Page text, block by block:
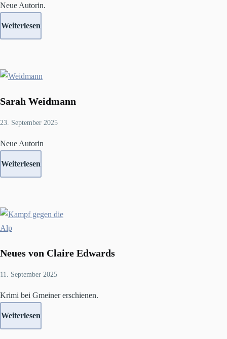
Neue Autorin.
Weiterlesen
Sarah Weidmann
23. September 2025
Neue Autorin
Weiterlesen
Neues von Claire Edwards
11. September 2025
Krimi bei Gmeiner erschienen.
Weiterlesen